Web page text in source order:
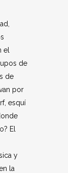
el
de
de
por
esquí
El
y
la